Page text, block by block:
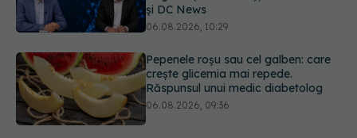
Pepenele roșu sau cel galben: care
crește glicemia mai repede.
Răspunsul unui medic diabetolog
06.08.2026, 09:36
EXCLUSIV Cum schimbă
Inteligența Artificială relația dintre